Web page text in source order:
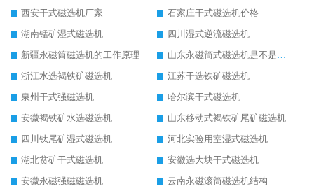
西安干式磁选机厂家
石家庄干式磁选机价格
湖南锰矿湿式磁选机
四川湿式逆流磁选机
新疆永磁筒磁选机的工作原理
山东永磁筒式磁选机是不是强磁
浙江水选褐铁矿磁选机
江苏干选铁矿磁选机
泉州干式强磁选机
哈尔滨干式磁选机
安徽褐铁矿水选磁选机
山东移动式褐铁矿尾矿磁选机
四川钛尾矿湿式磁选机
河北实验用室湿式磁选机
湖北贫矿干式磁选机
安徽选大块干式磁选机
安徽永磁强磁磁选机
云南永磁滚筒磁选机结构